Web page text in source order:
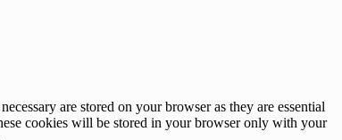
are stored on your browser as they are essential
cookies will be stored in your browser only with your